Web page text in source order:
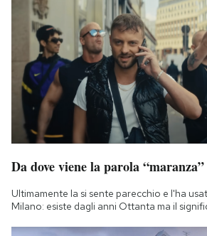
Da dove viene la parola “maranza”
Ultimamente la si sente parecchio e l'ha
Milano: esiste dagli anni Ottanta ma il